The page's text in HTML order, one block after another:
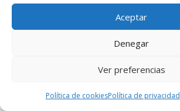
Aceptar
Denegar
Ver preferencias
Política de cookiesPolítica de privacidad